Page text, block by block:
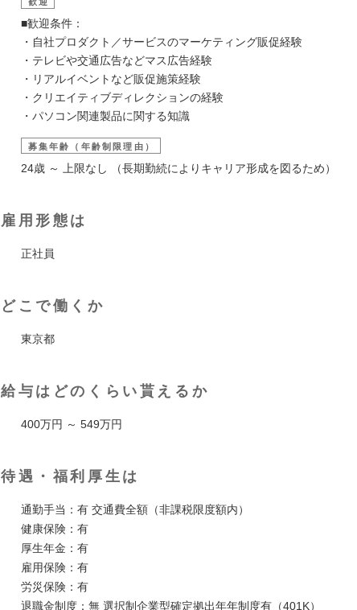
■歓迎条件：
・自社プロダクト／サービスのマーケティング販促経験
・テレビや交通広告などマス広告経験
・リアルイベントなど販促施策経験
・クリエイティブディレクションの経験
・パソコン関連製品に関する知識
募集年齢（年齢制限理由）
24歳 ～ 上限なし （長期勤続によりキャリア形成を図るため）
雇用形態は
正社員
どこで働くか
東京都
給与はどのくらい貰えるか
400万円 ～ 549万円
待遇・福利厚生は
通勤手当：有 交通費全額（非課税限度額内）
健康保険：有
厚生年金：有
雇用保険：有
労災保険：有
退職金制度：無 選択制企業型確定拠出年年制度有（401K）